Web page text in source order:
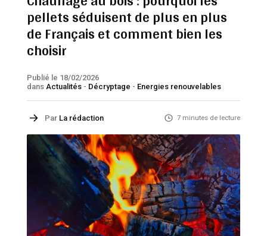
pellets séduisent de plus en plus
de Français et comment bien les
choisir
Publié le 18/02/2026
dans Actualités- Décryptage - Energies renouvelables
Par La rédaction 7 minutes de lecture